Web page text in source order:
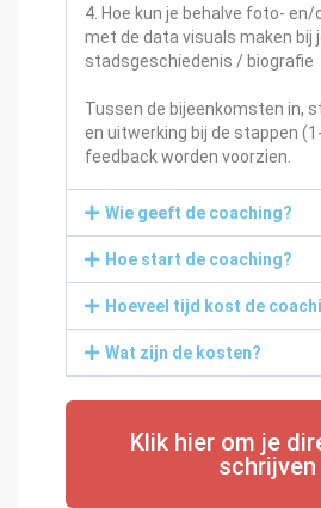
4. Hoe kun je behalve foto-
met de data visuals maken bij
stadsgeschiedenis / biografie
Tussen de bijeenkomsten in,
en uitwerking bij de stappen
feedback worden voorzien.
Wie geeft de coaching?
Hoe start de coaching?
Hoeveel tijd kost de
Wat zijn de kosten?
Klik hier om je
schrijven